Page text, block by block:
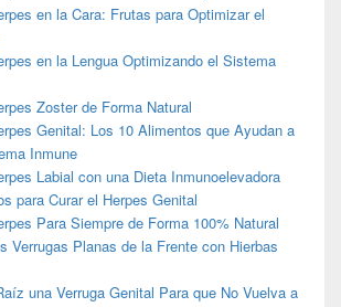
en la Cara: Frutas para Optimizar el
en la Lengua Optimizando el Sistema
Zoster de Forma Natural
Genital: Los 10 Alimentos que Ayudan a
Inmune
Labial con una Dieta Inmunoelevadora
para Curar el Herpes Genital
Para Siempre de Forma 100% Natural
Verrugas Planas de la Frente con Hierbas
una Verruga Genital Para que No Vuelva a